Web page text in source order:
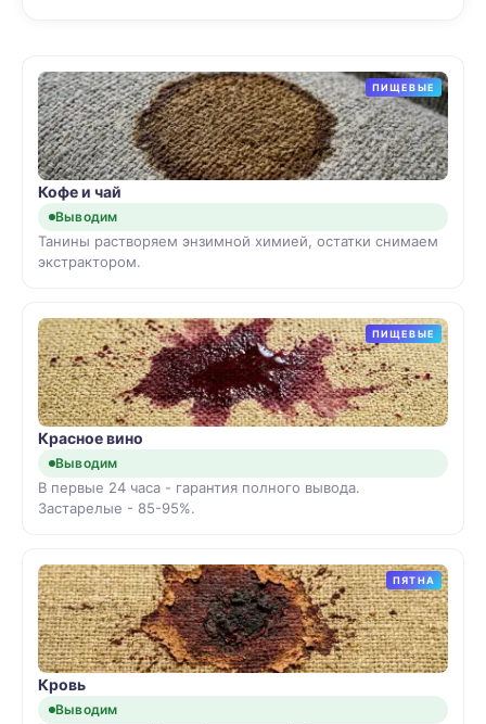
ПИЩЕВЫЕ
Кофе и чай
Выводим
Танины растворяем энзимной химией, остатки снимаем
экстрактором.
ПИЩЕВЫЕ
Красное вино
Выводим
В первые 24 часа - гарантия полного вывода.
Застарелые - 85-95%.
ПЯТНА
Кровь
Выводим